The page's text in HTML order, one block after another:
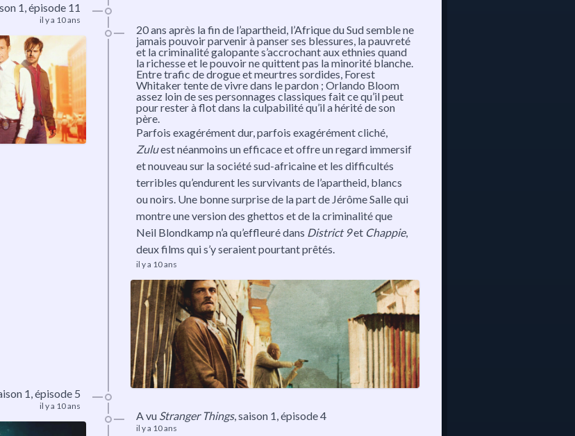
1, épisode 11
il y a 10 ans
20 ans après la fin de l’apartheid, l’Afrique du Sud semble ne
jamais pouvoir parvenir à panser ses blessures, la pauvreté
et la criminalité galopante s’accrochant aux ethnies quand
la richesse et le pouvoir ne quittent pas la minorité blanche.
Entre trafic de drogue et meurtres sordides, Forest
Whitaker tente de vivre dans le pardon ; Orlando Bloom
assez loin de ses personnages classiques fait ce qu’il peut
pour rester à flot dans la culpabilité qu’il a hérité de son
père.
Parfois exagérément dur, parfois exagérément cliché,
Zuluest néanmoins un efficace et offre un regard immersif
et nouveau sur la société sud-africaine et les difficultés
terribles qu’endurent les survivants de l’apartheid, blancs
ou noirs. Une bonne surprise de la part de Jérôme Salle qui
montre une version des ghettos et de la criminalité que
Neil Blondkamp n’a qu’effleuré dans District 9et Chappie,
deux films qui s’y seraient pourtant prêtés.
il y a 10 ans
1, épisode 5
il y a 10 ans
A vu Stranger Things, saison 1, épisode 4
il y a 10 ans